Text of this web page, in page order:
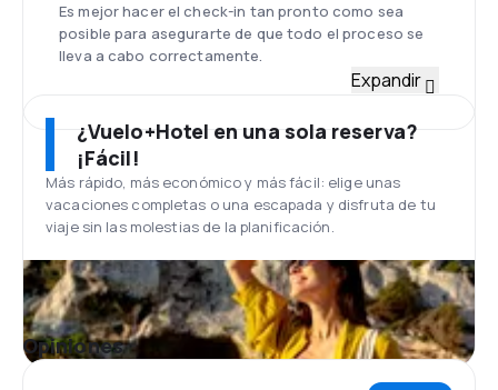
Es mejor hacer el check-in tan pronto como sea
posible para asegurarte de que todo el proceso se
lleva a cabo correctamente.
Boeing 737-300 y dos Embraer 190.
Aeropuerto Internacional Jorge
Wilstermann
Aeropuerto Internacional Jorge Wilstermann en
Cochabamba - Bolivia . Dentro del aeropuerto, hay
Comidas
Boliviana de Aviación ofrece aperitivos y bebidas en
función a la duración del viaje.
Servicios Adicionales
Expandir
¿Vuelo+Hotel en una sola reserva?
¡Fácil!
Más rápido, más económico y más fácil: elige unas
vacaciones completas o una escapada y disfruta de tu
viaje sin las molestias de la planificación.
Opiniones